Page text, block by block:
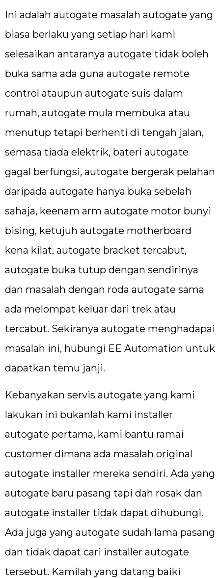
Ini adalah autogate masalah autogate yang
biasa berlaku yang setiap hari kami
selesaikan antaranya autogate tidak boleh
buka sama ada guna autogate remote
control ataupun autogate suis dalam
rumah, autogate mula membuka atau
menutup tetapi berhenti di tengah jalan,
semasa tiada elektrik, bateri autogate
gagal berfungsi, autogate bergerak pelahan
daripada autogate hanya buka sebelah
sahaja, keenam arm autogate motor bunyi
bising, ketujuh autogate motherboard
kena kilat, autogate bracket tercabut,
autogate buka tutup dengan sendirinya
dan masalah dengan roda autogate sama
ada melompat keluar dari trek atau
tercabut. Sekiranya autogate menghadapai
masalah ini, hubungi EE Automation untuk
dapatkan temu janji.
Kebanyakan servis autogate yang kami
lakukan ini bukanlah kami installer
autogate pertama, kami bantu ramai
customer dimana ada masalah original
autogate installer mereka sendiri. Ada yang
autogate baru pasang tapi dah rosak dan
autogate installer tidak dapat dihubungi.
Ada juga yang autogate sudah lama pasang
dan tidak dapat cari installer autogate
tersebut. Kamilah yang datang baiki